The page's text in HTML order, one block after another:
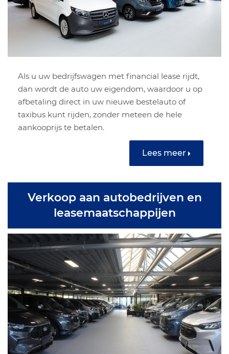
Als u uw bedrijfswagen met financial lease rijdt,
dan wordt de auto uw eigendom, waardoor u op
afbetaling direct in uw nieuwe bestelauto of
taxibus kunt rijden, zonder meteen de hele
aankooprijs te betalen.
Lees meer
Verkoop aan autobedrijven en
leasemaatschappijen